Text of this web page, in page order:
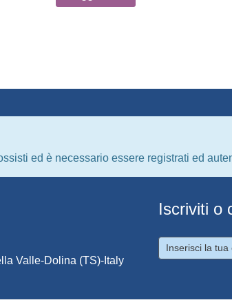
ed è necessario essere registrati ed
Valle-Dolina (TS)-Italy
Iscriviti o